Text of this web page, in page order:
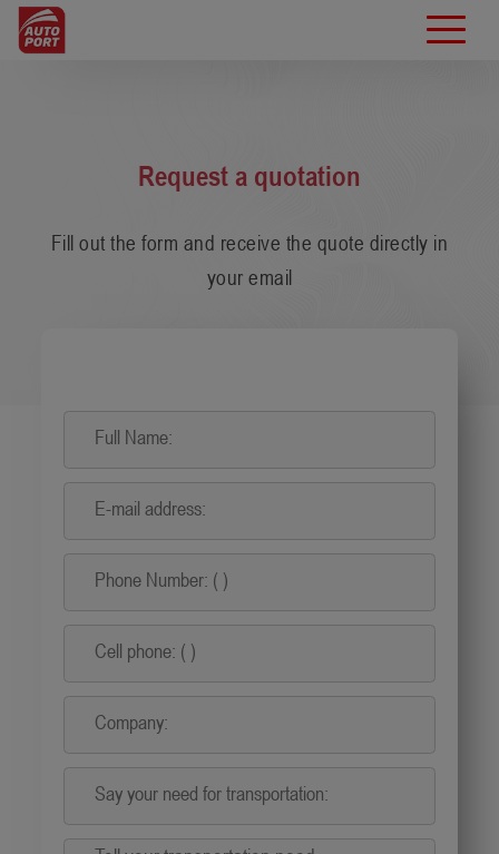
Request a quotation
Fill out the form and receive the quote directly in
your email